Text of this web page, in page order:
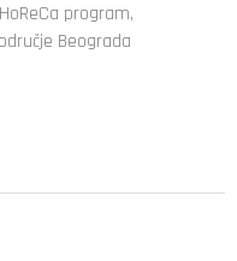
program,
Beograda